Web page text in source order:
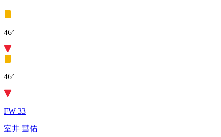
46’
46’
FW 33
室井 彗佑